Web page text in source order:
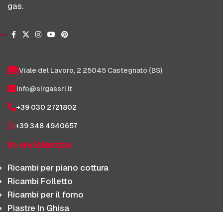
gas.
Viale del Lavoro, 2 25045 Castegnato (BS)
info@sirgassrl.it
+39 030 2721802
+39 348 4940657
In evidenza
Ricambi per piano cottura
Ricambi Folletto
Ricambi per il forno
Piastre In Ghisa